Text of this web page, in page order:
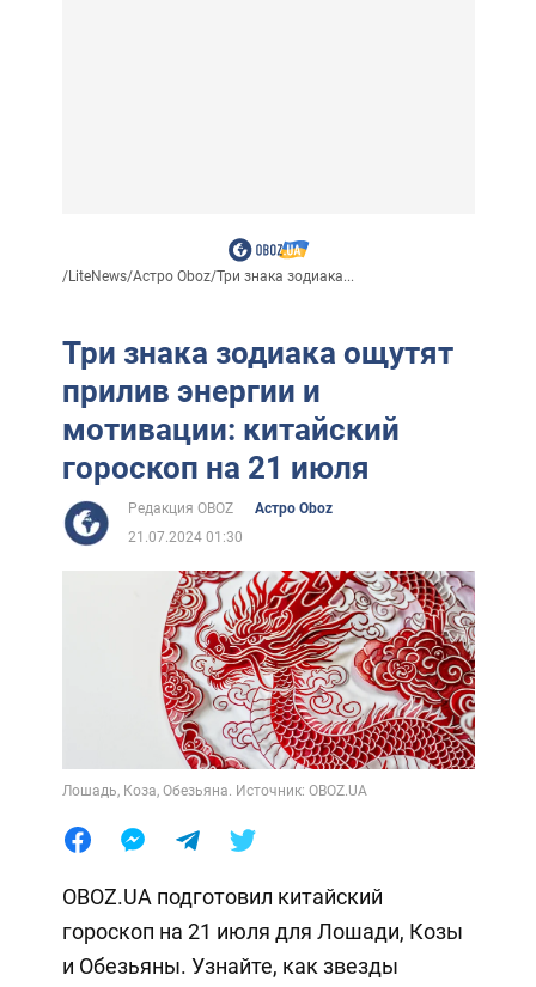
/LiteNews/Астро Oboz/Три знака зодиака...
Три знака зодиака ощутят
прилив энергии и
мотивации: китайский
гороскоп на 21 июля
Редакция OBOZ
Астро Oboz
21.07.2024 01:30
Лошадь, Коза, Обезьяна. Источник: OBOZ.UA
OBOZ.UA подготовил китайский
гороскоп на 21 июля для Лошади, Козы
и Обезьяны. Узнайте, как звезды